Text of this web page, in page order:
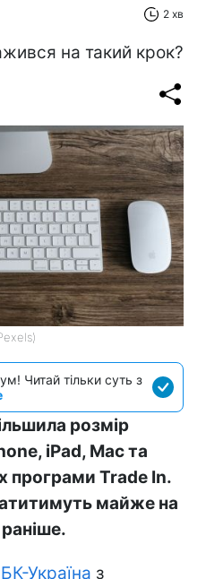
2 хв
на такий крок?
Читай тільки суть з
розмір
iPad, Mac та
програми Trade In.
майже на
Україна з